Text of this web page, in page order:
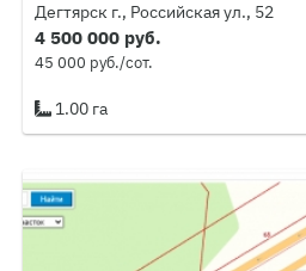
Дегтярск г., Российская ул., 52
4 500 000 руб.
45 000 руб./сот.
1.00 га